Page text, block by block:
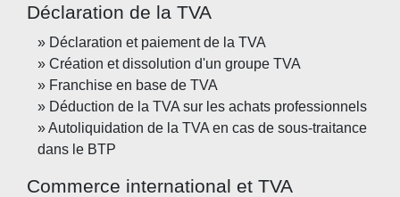
Déclaration de la TVA
Déclaration et paiement de la TVA
Création et dissolution d'un groupe TVA
Franchise en base de TVA
Déduction de la TVA sur les achats professionnels
Autoliquidation de la TVA en cas de sous-traitance
dans le BTP
Commerce international et TVA